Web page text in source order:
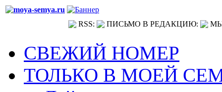
RSS: ПИСЬМО В РЕДАКЦИЮ:
СВЕЖИЙ НОМЕР
ТОЛЬКО В МОЕЙ